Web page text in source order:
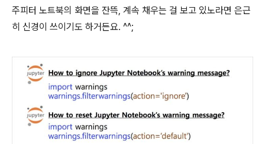
주피터 노트북의 화면을 잔뜩, 계속 채우는 걸 보고 있노라면 은근
히 신경이 쓰이기도 하거든요. ^^;